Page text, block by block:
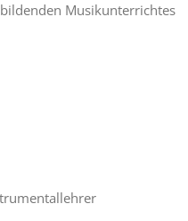
Musikunterrichtes